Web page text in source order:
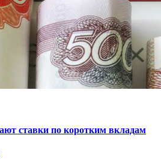
ставки по коротким вкладам